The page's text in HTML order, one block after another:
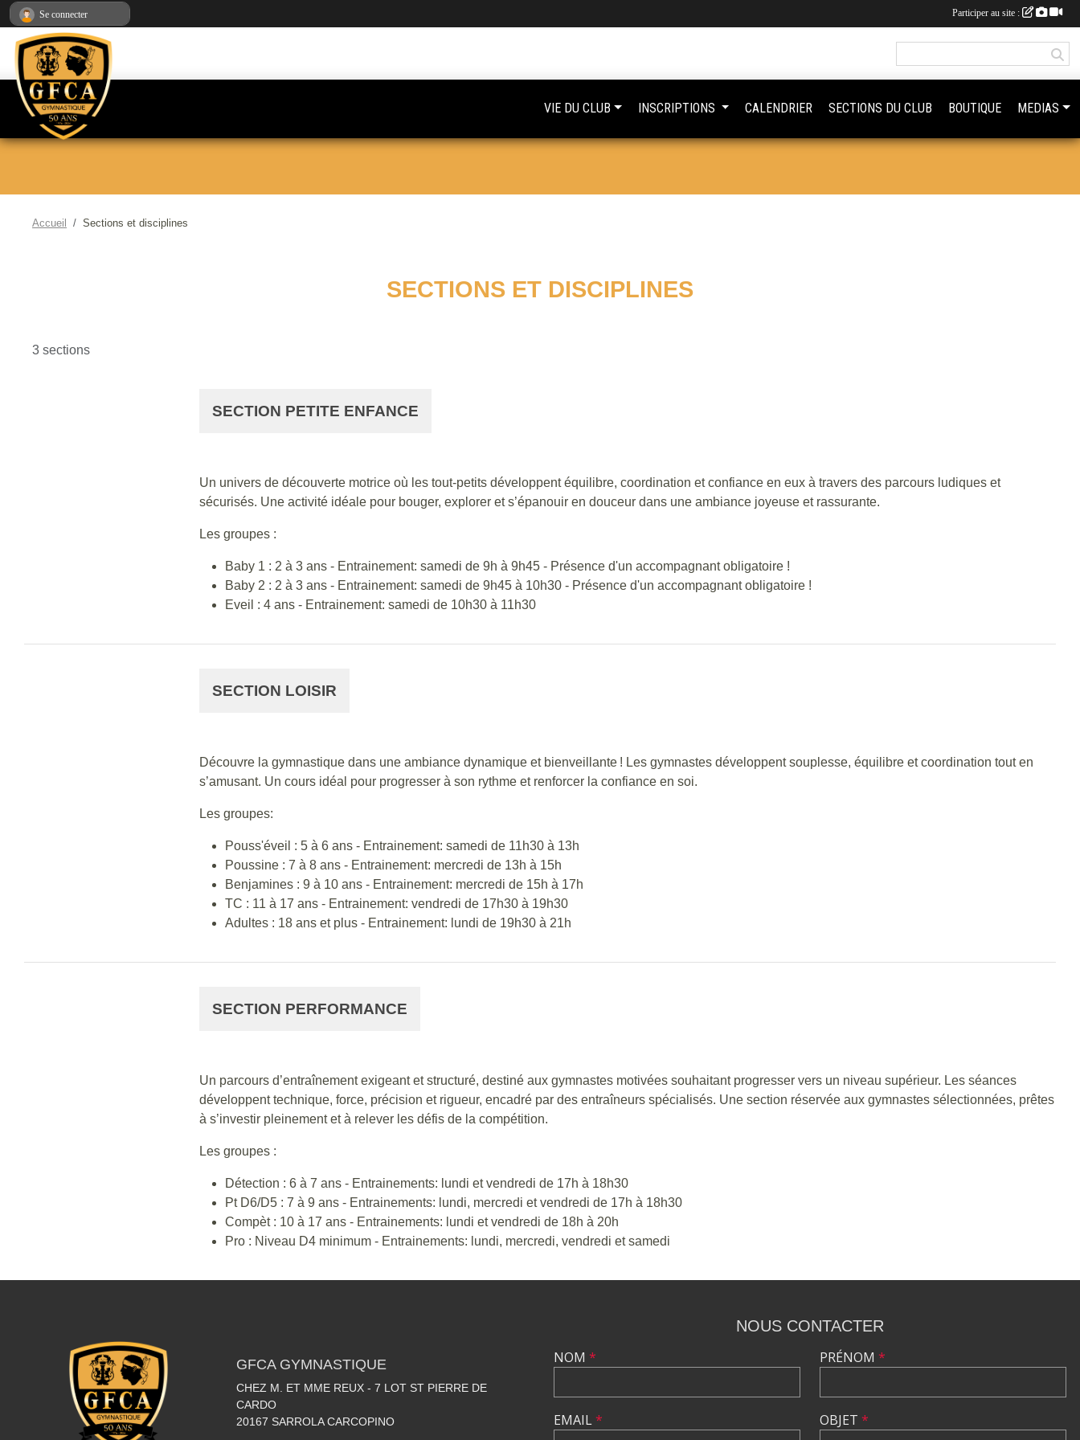
Accueil Sections et disciplines
SECTIONS ET DISCIPLINES
3 sections
SECTION PETITE ENFANCE
Un univers de découverte motrice où les tout‑petits développent équilibre, coordination et confiance en eux à travers des parcours ludiques et
sécurisés. Une activité idéale pour bouger, explorer et s’épanouir en douceur dans une ambiance joyeuse et rassurante.
Les groupes :
Baby 1 : 2 à 3 ans - Entrainement: samedi de 9h à 9h45 - Présence d'un accompagnant obligatoire !
Baby 2 : 2 à 3 ans - Entrainement: samedi de 9h45 à 10h30 - Présence d'un accompagnant obligatoire !
Eveil : 4 ans - Entrainement: samedi de 10h30 à 11h30
SECTION LOISIR
Découvre la gymnastique dans une ambiance dynamique et bienveillante ! Les gymnastes développent souplesse, équilibre et coordination tout en
s’amusant. Un cours idéal pour progresser à son rythme et renforcer la confiance en soi.
Les groupes:
Pouss'éveil : 5 à 6 ans - Entrainement: samedi de 11h30 à 13h
Poussine : 7 à 8 ans - Entrainement: mercredi de 13h à 15h
Benjamines : 9 à 10 ans - Entrainement: mercredi de 15h à 17h
TC : 11 à 17 ans - Entrainement: vendredi de 17h30 à 19h30
Adultes : 18 ans et plus - Entrainement: lundi de 19h30 à 21h
SECTION PERFORMANCE
Un parcours d’entraînement exigeant et structuré, destiné aux gymnastes motivées souhaitant progresser vers un niveau supérieur. Les séances
développent technique, force, précision et rigueur, encadré par des entraîneurs spécialisés. Une section réservée aux gymnastes sélectionnées, prêtes
à s’investir pleinement et à relever les défis de la compétition.
Les groupes :
Détection : 6 à 7 ans - Entrainements: lundi et vendredi de 17h à 18h30
Pt D6/D5 : 7 à 9 ans - Entrainements: lundi, mercredi et vendredi de 17h à 18h30
Compèt : 10 à 17 ans - Entrainements: lundi et vendredi de 18h à 20h
Pro : Niveau D4 minimum - Entrainements: lundi, mercredi, vendredi et samedi
VIE DU CLUB INSCRIPTIONS CALENDRIER SECTIONS DU CLUB BOUTIQUE MEDIAS
GFCA GYMNASTIQUE
CHEZ M. ET MME REUX - 7 LOT ST PIERRE DE
CARDO
20167 SARROLA CARCOPINO
NOUS CONTACTER
NOM *
EMAIL*
PRÉNOM *
OBJET *
Se connecter Participer au site :
Panneau de gestion des cookies